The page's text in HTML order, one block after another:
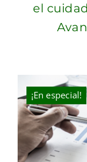
el
¡En especial!